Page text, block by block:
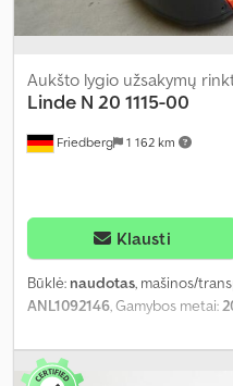
Friedberg 1 162 km
Aukšto lygio užsakymų
Linde N 20 1115-00
Klausti
Būklė: naudotas, mašinos/
ANL1092146, Gamybos metai:
, apkrovos
akumuliatoriaus įtampa:24 V,
ilgis:1 150 mm